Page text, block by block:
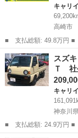
キャリイ
高崎市
■ 支払総額: 49.8万円 ■ 車両本体価格： 378,000 円 ■ メーカー
名： スズキ ■ 車種名
Ｃエアコン・パワス
排気量： ...
群馬 高崎市 キ
スズ
Ｔ 社
キャリイ
神奈川
■ 支払総額: 24.9万円 ■ 車両本体価格： 209,000 円 ■ メーカー
名： スズキ ■ 車種